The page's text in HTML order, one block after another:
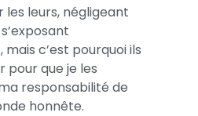
leurs, négligeant
c’est pourquoi ils
pour que je les
responsabilité de
honnête.